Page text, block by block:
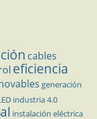
cables
eficiencia
generación
industria 4.0
instalación eléctrica